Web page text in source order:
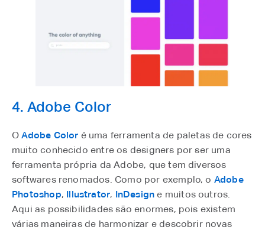
4. Adobe Color
OAdobe Color é uma ferramenta de paletas de cores
muito conhecido entre os designers por ser uma
ferramenta própria da Adobe, que tem diversos
softwares renomados. Como por exemplo, o Adobe
Photoshop, Illustrator, InDesign e muitos outros.
Aqui as possibilidades são enormes, pois existem
várias maneiras de harmonizar e descobrir novas